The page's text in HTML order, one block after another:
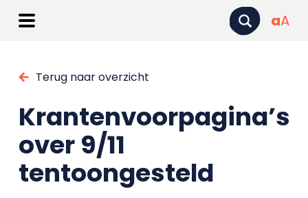
aA
Terug naar overzicht
Krantenvoorpagina’s
over 9/11
tentoongesteld